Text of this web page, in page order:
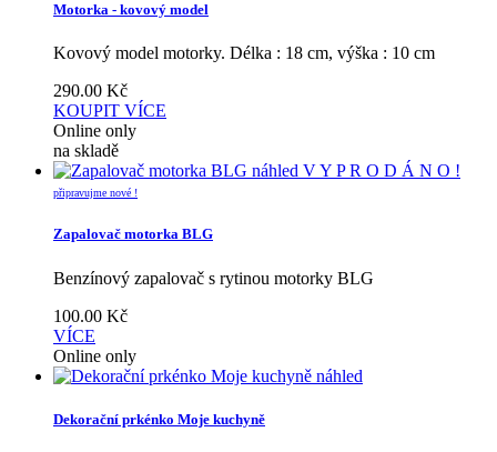
Motorka - kovový model
Kovový model motorky. Délka : 18 cm, výška : 10 cm
290.00 Kč
KOUPIT VÍCE
Online only
na skladě
náhled V Y P R O D Á N O !
připravujme nové !
Zapalovač motorka BLG
Benzínový zapalovač s rytinou motorky BLG
100.00 Kč
VÍCE
Online only
náhled
Dekorační prkénko Moje kuchyně